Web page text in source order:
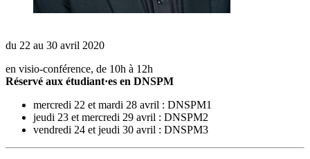
du 22 au 30 avril 2020
en visio-conférence, de 10h à 12h
Réservé aux étudiant·es en DNSPM
mercredi 22 et mardi 28 avril : DNSPM1
jeudi 23 et mercredi 29 avril : DNSPM2
vendredi 24 et jeudi 30 avril : DNSPM3